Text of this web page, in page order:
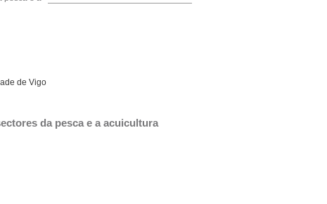
de Vigo
da pesca e a acuicultura